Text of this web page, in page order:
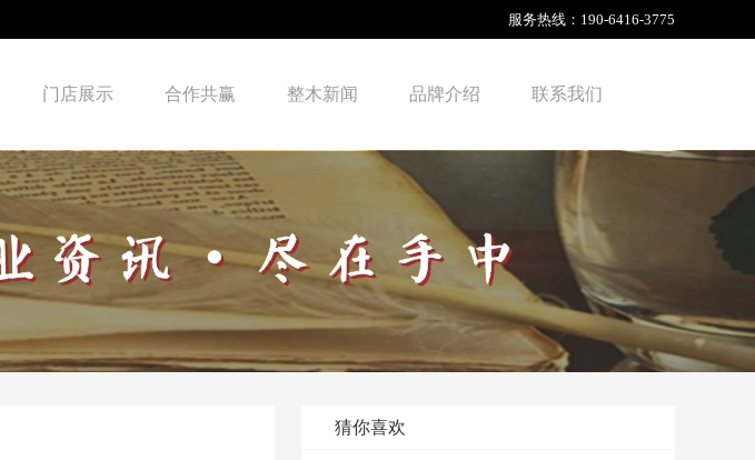
服务热线： 190-6416-3775
门店展示 合作共赢 整木新闻 品牌介绍 联系我们
猜你喜欢